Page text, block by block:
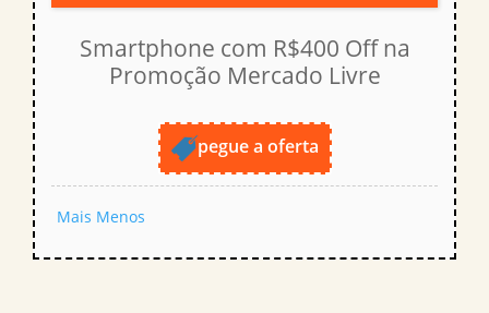
Smartphone com R$400 Off na
Promoção Mercado Livre
pegue a oferta
Mais Menos